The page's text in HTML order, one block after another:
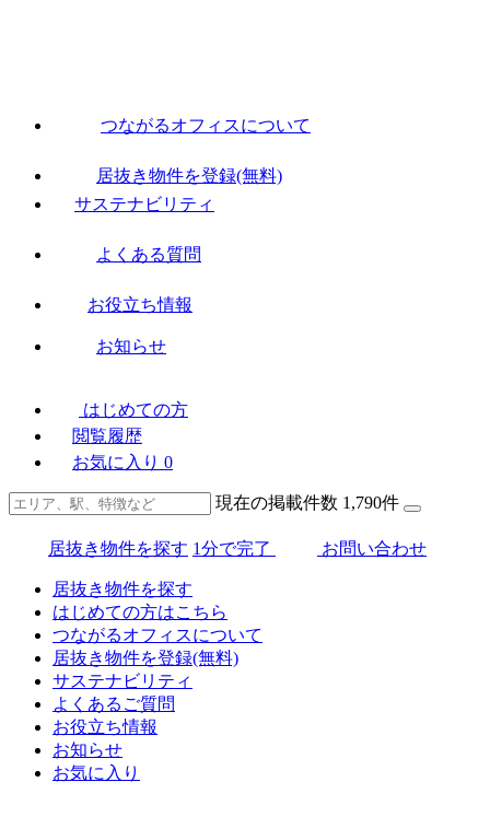
つながるオフィスについて
居抜き物件を登録(無料)
サステナビリティ
よくある質問
お役立ち情報
お知らせ
はじめての方
閲覧履歴
お気に入り 0
現在の掲載件数 1,790件
居抜き物件を探す 1分で完了 お問い合わせ
居抜き物件を探す
はじめての方はこちら
つながるオフィスについて
居抜き物件を登録(無料)
サステナビリティ
よくあるご質問
お役立ち情報
お知らせ
お気に入り